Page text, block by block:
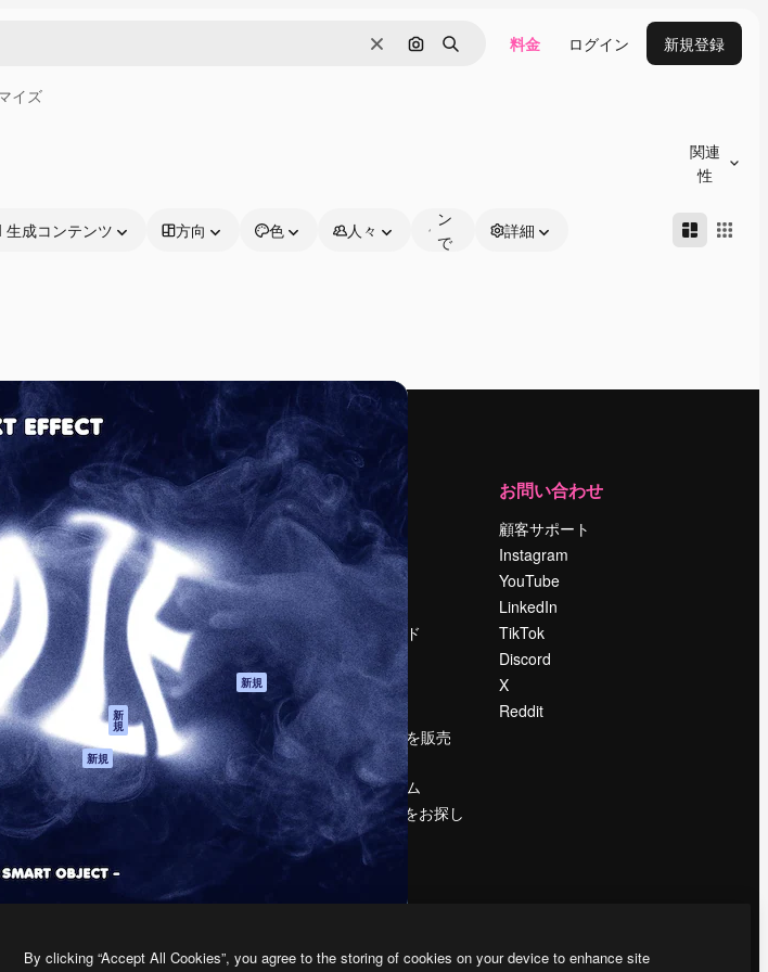
消去 画像で検索
検索 料金 ログイン 新規登録
イズ
関連
性
生成コンテンツ 方向 色 人々
ン
で
詳細
製品
AI アシスタント
AI 画像生成ツール
AI 動画生成ツール
音声合成ツール
トックコンテン
Claude/ChatGPT
けMCP
新
規
ージェント 新規
モバイルアプリ
べてのMagnificツ
ル
はじめに
Academy
ドキュメント
サポート
利用規約
プライバシーポリ
シー
オリジナル
新規
クッキーポリシー
トラストセンター
アフィリエイト
法人向け
運営
料金
会社概要
Reviews
採用情報
検索トレンド
ブログ
イベント
Slidesgo
コンテンツを販売
する
プレスルーム
magnific.aiをお探し
ですか？
お問い合わせ
顧客サポート
Instagram
YouTube
LinkedIn
TikTok
Discord
X
Reddit
写・転載を禁じます
By clicking “Accept All Cookies”, you agree to the storing of cookies on your device to enhance site